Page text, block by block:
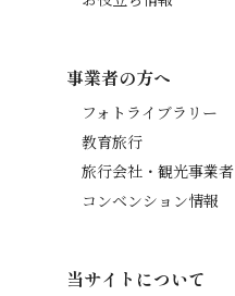
事業者の方へ
フォトライブラリー
教育旅行
旅行会社・観光事業者
コンベンション情報
当サイトについて